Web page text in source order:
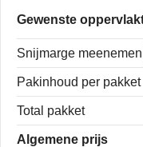
Gewenste
Snijmarge meenemen
Pakinhoud per pakket
Total pakket
Algemene prijs